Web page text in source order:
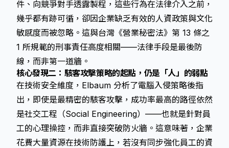
件、向競爭對手透露製程，這些行為在法律介入之前，
幾乎都有跡可循，卻因企業缺乏有效的人資政策與文化
敏感度而被忽略。這與台灣《營業秘密法》第 13 條之
1 所規範的刑事責任高度相關——法律手段是最後防
線，而非第一道牆。
核心發現二：駭客攻擊策略的起點，仍是「人」的弱點
在技術安全維度，Elbaum 分析了電腦入侵策略後指
出，即使是最精密的駭客攻擊，成功率最高的路徑依然
是社交工程（Social Engineering）——也就是針對員
工的心理操控，而非直接突破防火牆。這意味著，企業
花費大量資源在技術防護上，若沒有同步強化員工的資